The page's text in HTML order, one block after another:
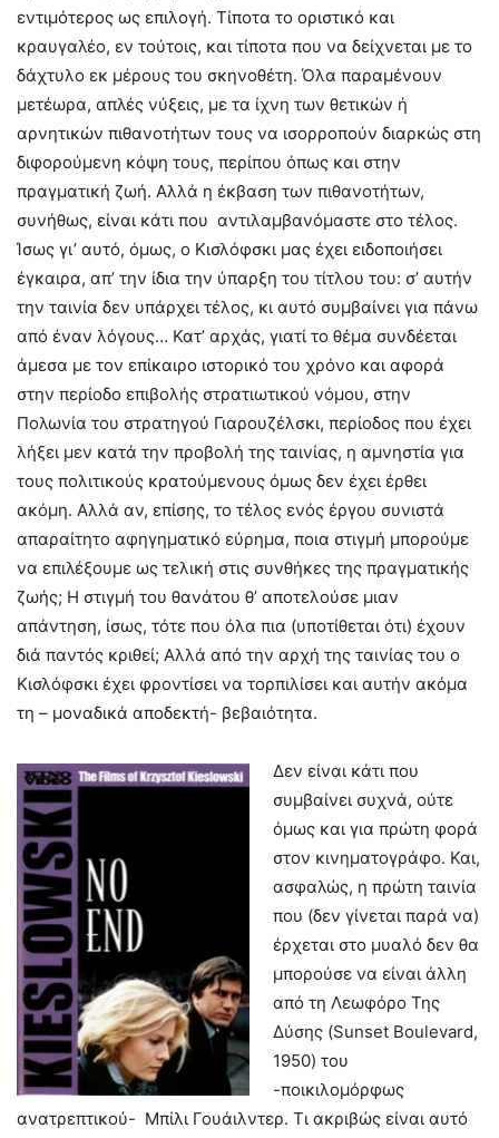
εντιμότερος ως επιλογή. Τίποτα το οριστικό και
κραυγαλέο, εν τούτοις, και τίποτα που να δείχνεται με το
δάχτυλο εκ μέρους του σκηνοθέτη. Όλα παραμένουν
μετέωρα, απλές νύξεις, με τα ίχνη των θετικών ή
αρνητικών πιθανοτήτων τους να ισορροπούν διαρκώς στη
διφορούμενη κόψη τους, περίπου όπως και στην
πραγματική ζωή. Αλλά η έκβαση των πιθανοτήτων,
συνήθως, είναι κάτι που αντιλαμβανόμαστε στο τέλος.
Ίσως γι’ αυτό, όμως, ο Κισλόφσκι μας έχει ειδοποιήσει
έγκαιρα, απ’ την ίδια την ύπαρξη του τίτλου του: σ’ αυτήν
την ταινία δεν υπάρχει τέλος, κι αυτό συμβαίνει για πάνω
από έναν λόγους… Κατ’ αρχάς, γιατί το θέμα συνδέεται
άμεσα με τον επίκαιρο ιστορικό του χρόνο και αφορά
στην περίοδο επιβολής στρατιωτικού νόμου, στην
Πολωνία του στρατηγού Γιαρουζέλσκι, περίοδος που έχει
λήξει μεν κατά την προβολή της ταινίας, η αμνηστία για
τους πολιτικούς κρατούμενους όμως δεν έχει έρθει
ακόμη. Αλλά αν, επίσης, το τέλος ενός έργου συνιστά
απαραίτητο αφηγηματικό εύρημα, ποια στιγμή μπορούμε
να επιλέξουμε ως τελική στις συνθήκες της πραγματικής
ζωής; Η στιγμή του θανάτου θ’ αποτελούσε μιαν
απάντηση, ίσως, τότε που όλα πια (υποτίθεται ότι) έχουν
διά παντός κριθεί; Αλλά από την αρχή της ταινίας του ο
Κισλόφσκι έχει φροντίσει να τορπιλίσει και αυτήν ακόμα
τη – μοναδικά αποδεκτή- βεβαιότητα.
Δεν είναι κάτι που
συμβαίνει συχνά, ούτε
όμως και για πρώτη φορά
στον κινηματογράφο. Και,
ασφαλώς, η πρώτη ταινία
που (δεν γίνεται παρά να)
έρχεται στο μυαλό δεν θα
μπορούσε να είναι άλλη
από τη Λεωφόρο Της
Δύσης (Sunset Boulevard,
1950) του
-ποικιλομόρφως
ανατρεπτικού- Μπίλι Γουάιλντερ. Τι ακριβώς είναι αυτό